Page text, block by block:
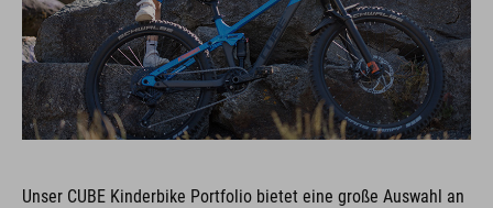
Unser CUBE Kinderbike Portfolio bietet eine große Auswahl an